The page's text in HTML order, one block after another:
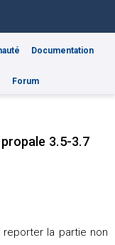
Documentation
Forum
3.5-3.7
la partie non